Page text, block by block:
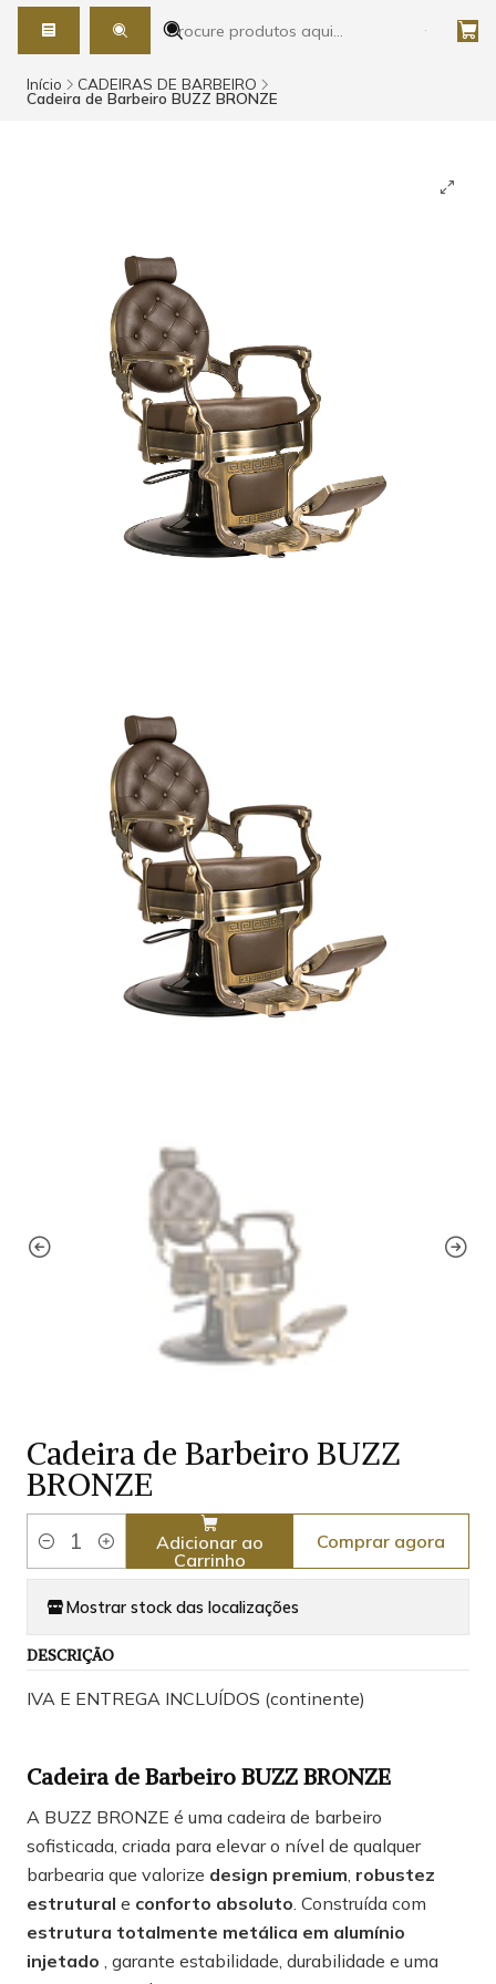
Início CADEIRAS DE BARBEIRO
Cadeira de Barbeiro BUZZ BRONZE
Cadeira de Barbeiro BUZZ
BRONZE
Quantidade
Adicionar ao
Carrinho
Comprar agora
Mostrar stock das localizações
DESCRIÇÃO
IVA E ENTREGA INCLUÍDOS (continente)
Cadeira de Barbeiro BUZZ BRONZE
A BUZZ BRONZE é uma cadeira de barbeiro
sofisticada, criada para elevar o nível de qualquer
barbearia que valorize design premium, robustez
estrutural e conforto absoluto. Construída com
estrutura totalmente metálica em alumínio
injetado , garante estabilidade, durabilidade e uma